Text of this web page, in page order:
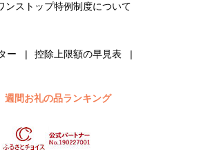
ンストップ特例制度について
ー
控除上限額の早見表
週間お礼の品ランキング